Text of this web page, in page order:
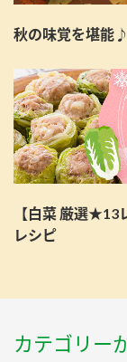
秋の味覚を堪能
【白菜 厳選
レシピ
カテゴリー